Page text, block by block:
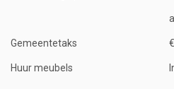
Gemeentetaks
Huur meubels